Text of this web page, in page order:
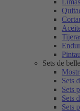
Sets de
Sets
Sets
Sets
Sets